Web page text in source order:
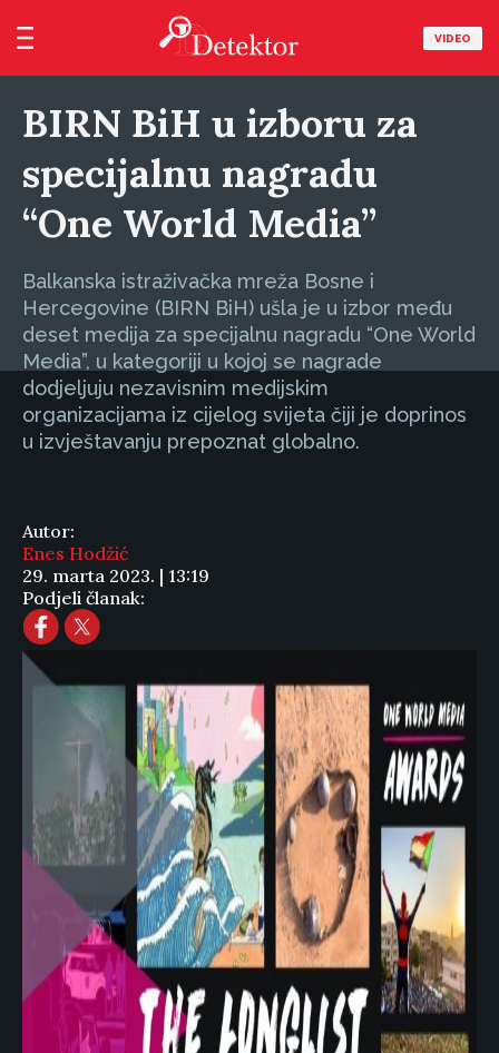
VIDEO
BIRN BiH u izboru za
specijalnu nagradu
“One World Media”
Balkanska istraživačka mreža Bosne i
Hercegovine (BIRN BiH) ušla je u izbor među
deset medija za specijalnu nagradu “One World
Media”, u kategoriji u kojoj se nagrade
dodjeljuju nezavisnim medijskim
organizacijama iz cijelog svijeta čiji je doprinos
u izvještavanju prepoznat globalno.
Autor:
Enes Hodžić
29. marta 2023. | 13:19
Podjeli članak: